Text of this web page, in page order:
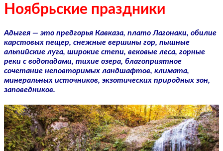
Ноябрьские праздники
Адыгея — это предгорья Кавказа, плато Лагонаки, обилие
карстовых пещер, снежные вершины гор, пышные
альпийские луга, широкие степи, вековые леса, горные
реки с водопадами, тихие озера, благоприятное
сочетание неповторимых ландшафтов, климата,
минеральных источников, экзотических природных зон,
заповедников.